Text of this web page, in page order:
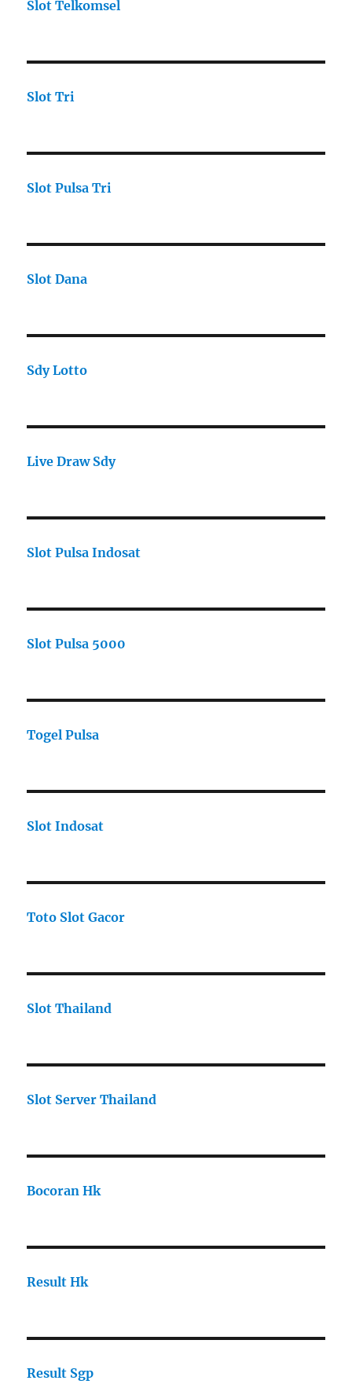
Slot Telkomsel
Slot Tri
Slot Pulsa Tri
Slot Dana
Sdy Lotto
Live Draw Sdy
Slot Pulsa Indosat
Slot Pulsa 5000
Togel Pulsa
Slot Indosat
Toto Slot Gacor
Slot Thailand
Slot Server Thailand
Bocoran Hk
Result Hk
Result Sgp